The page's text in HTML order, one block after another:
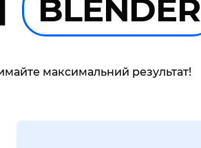
BLENDER
максимальний результат!